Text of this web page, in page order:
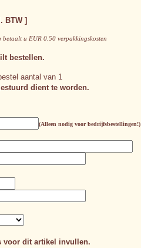
BTW ]
betaalt u EUR 0.50 verpakkingskosten
bestellen.
aantal van 1
dient te worden.
(Alleen nodig voor bedrijfsbestellingen!)
voor dit artikel invullen.